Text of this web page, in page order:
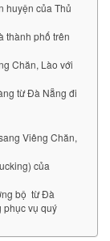
huyện của Thủ
thành phố trên
Chăn, Lào với
từ Đà Nẵng đi
Viêng Chăn,
của
bộ từ Đà
phục vụ quý